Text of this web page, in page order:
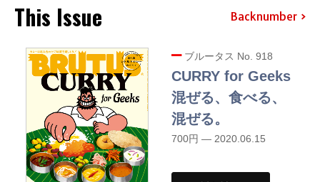
This Issue Backnumber
ブルータス No. 918
CURRY for Geeks
混ぜる、食べる、
混ぜる。
700円 — 2020.06.15